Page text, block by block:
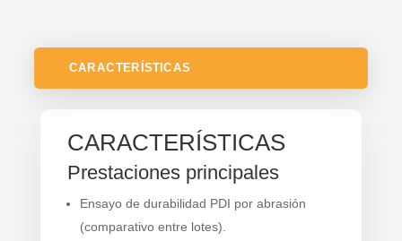
CARACTERÍSTICAS
CARACTERÍSTICAS
Prestaciones principales
Ensayo de durabilidad PDI por abrasión
(comparativo entre lotes).